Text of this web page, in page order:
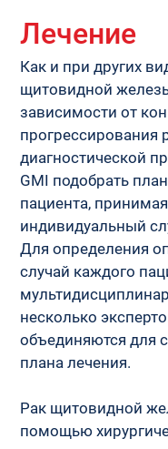
Лечение
Как и при других
щитовидной
зависимости от
прогрессирования
диагностической
GMI подобрать
пациента,
индивидуальный
Для определения
случай каждого
несколько
объединяются для
плана лечения.
Рак щитовидной
помощью